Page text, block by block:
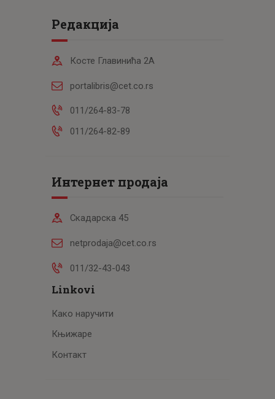
Редакција
Косте Главинића 2А
portalibris@cet.co.rs
011/264-83-78
011/264-82-89
Интернет продаја
Скадарска 45
netprodaja@cet.co.rs
011/32-43-043
Linkovi
Како наручити
Књижаре
Контакт